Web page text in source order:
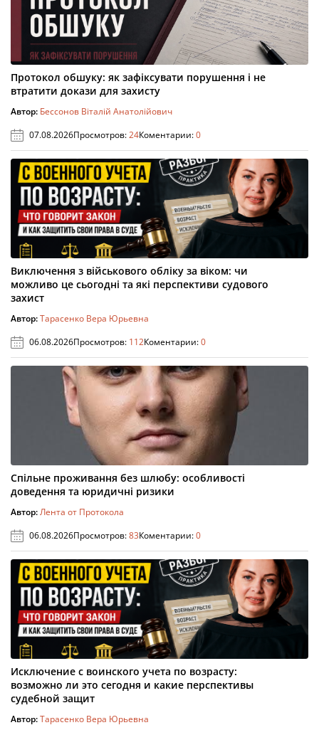
Протокол обшуку: як зафіксувати порушення і не
втратити докази для захисту
Автор: Бессонов Віталій Анатолійович
07.08.2026Просмотров:24Коментарии:0
Виключення з військового обліку за віком: чи
можливо це сьогодні та які перспективи судового
захист
Автор:Тарасенко Вера Юрьевна
06.08.2026Просмотров: 112Коментарии:0
Спільне проживання без шлюбу: особливості
доведення та юридичні ризики
Автор:Лента от Протокола
06.08.2026Просмотров:83Коментарии:0
Исключение с воинского учета по возрасту:
возможно ли это сегодня и какие перспективы
судебной защит
Автор:Тарасенко Вера Юрьевна